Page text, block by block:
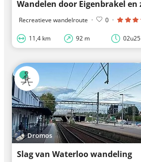
Recreatieve wandelroute · 0 ·
11,4 km 92 m 02u25
Dromos
Slag van Waterloo wandeling